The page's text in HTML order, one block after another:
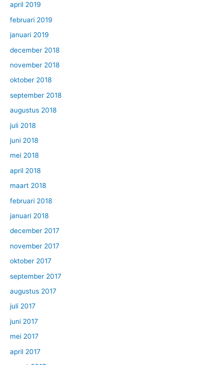
april 2019
februari 2019
januari 2019
december 2018
november 2018
oktober 2018
september 2018
augustus 2018
juli 2018
juni 2018
mei 2018
april 2018
maart 2018
februari 2018
januari 2018
december 2017
november 2017
oktober 2017
september 2017
augustus 2017
juli 2017
juni 2017
mei 2017
april 2017